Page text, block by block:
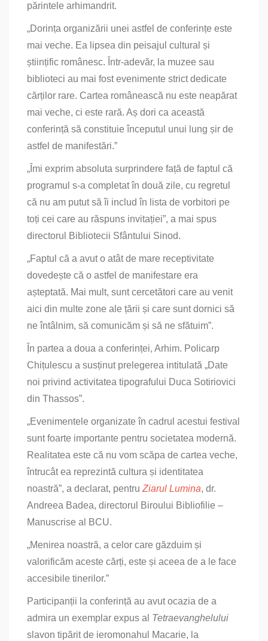
părintele arhimandrit.
„Dorința organizării unei astfel de conferințe este
mai veche. Ea lipsea din peisajul cultural și
științific românesc. Într-adevăr, la muzee sau
biblioteci au mai fost evenimente strict dedicate
cărților rare. Cartea românească nu este neapărat
mai veche, ci este rară. Aș dori ca această
conferință să constituie începutul unui lung șir de
astfel de manifestări.”
„Îmi exprim absoluta surprindere față de faptul că
programul s-a completat în două zile, cu regretul
că nu am putut să îi includ în lista de vorbitori pe
toți cei care au răspuns invitației”, a mai spus
directorul Bibliotecii Sfântului Sinod.
„Faptul că a avut o atât de mare receptivitate
dovedește că o astfel de manifestare era
așteptată. Mai mult, sunt cercetători care au venit
aici din multe zone ale țării și care sunt dornici să
ne întâlnim, să comunicăm și să ne sfătuim”.
În partea a doua a conferinței, Arhim. Policarp
Chițulescu a susținut prelegerea intitulată „Date
noi privind activitatea tipografului Duca Sotiriovici
din Thassos”.
„Evenimentele organizate în cadrul acestui festival
sunt foarte importante pentru societatea modernă.
Realitatea este că nu vom scăpa de cartea veche,
întrucât ea reprezintă cultura și identitatea
noastră”, a declarat, pentru Ziarul Lumina, dr.
Andreea Badea, directorul Biroului Bibliofilie –
Manuscrise al BCU.
„Menirea noastră, a celor care găzduim și
valorificăm aceste cărți, este și aceea de a le face
accesibile tinerilor.”
Participanții la conferință au avut ocazia de a
admira un exemplar expus al Tetraevanghelului
slavon tipărit de ieromonahul Macarie, la